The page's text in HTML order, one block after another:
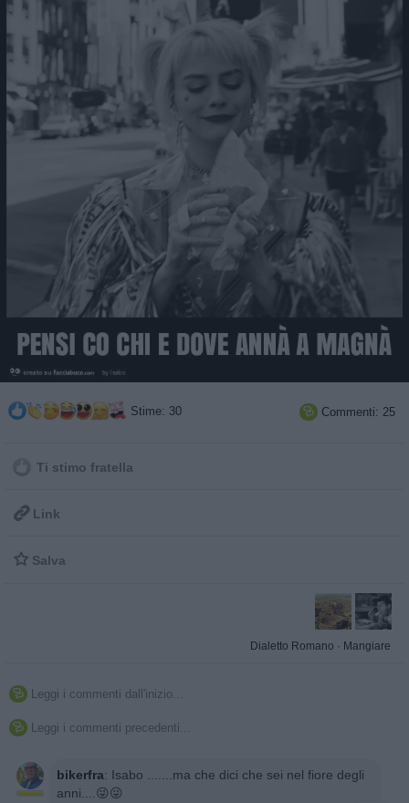
Stime: 30  Commenti: 25
Ti stimo fratella
 Link
 Salva
Dialetto Romano · Mangiare
 Leggi i commenti dall'inizio...
 Leggi i commenti precedenti...
bikerfra: Isabo .......ma che dici che sei nel fiore degli
anni....😜😜